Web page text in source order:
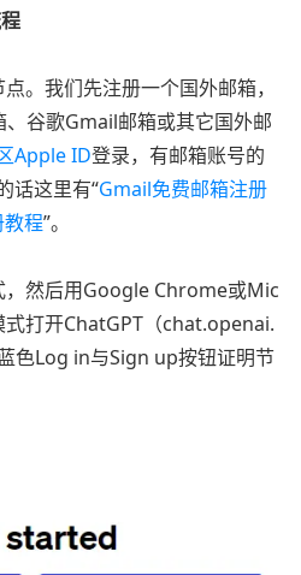
。我们先注册一个国外邮箱，
谷歌Gmail邮箱或其它国外邮
Apple ID登录，有邮箱账号的
话这里有“Gmail免费邮箱注册
程”。
，然后用Google Chrome或Mic
打开ChatGPT（chat.openai.
色Log in与Sign up按钮证明节